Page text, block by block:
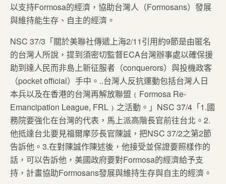
以支持Formosa的經濟，協助台灣人（Formosans）發展
與維持能生存、自主的經濟。
NSC 37/3「關於美聯社傳遞上海2/11引用約9節是由匿名
的台灣人所說，提到須密切監督ECA台灣辦事處以確保援
助到達人民而非島上新征服者（conquerors）與投機政客
（pocket official）手中。..台灣人反抗運動包括台灣人日
本兵以及在香港的台灣再解放聯盟﹙Formosa Re-
Emancipation League, FRL﹚之活動。」NSC 37/4「1.國
務院要強化在台灣的代表，馬上派高階長官前往台北。2.
他抵達台北要見福爾摩莎長官陳誠，把NSC 37/2之第2節
告訴他。3.在對陳誠作陳述後，他接受並保證要照樣作的
話，可以告訴他，美國政府要對Formosa的經濟給予支
持，計畫協助Formosans發展與維持生存與自主的經濟。